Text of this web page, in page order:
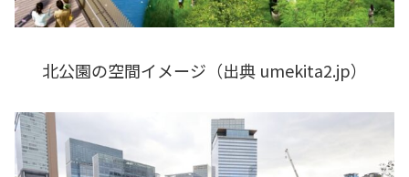
北公園の空間イメージ（出典 umekita2.jp）